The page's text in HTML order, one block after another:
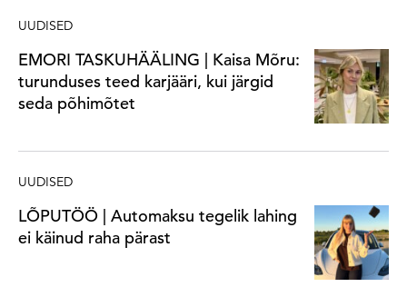
UUDISED
EMORI TASKUHÄÄLING | Kaisa Mõru:
turunduses teed karjääri, kui järgid
seda põhimõtet
UUDISED
LÕPUTÖÖ | Automaksu tegelik lahing
ei käinud raha pärast